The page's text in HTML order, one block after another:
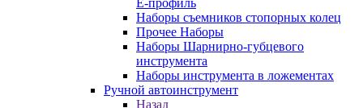
E-профиль
Наборы съемников стопорных колец
Прочее Наборы
Наборы Шарнирно-губцевого
инструмента
Наборы инструмента в ложементах
Ручной автоинструмент
Назад